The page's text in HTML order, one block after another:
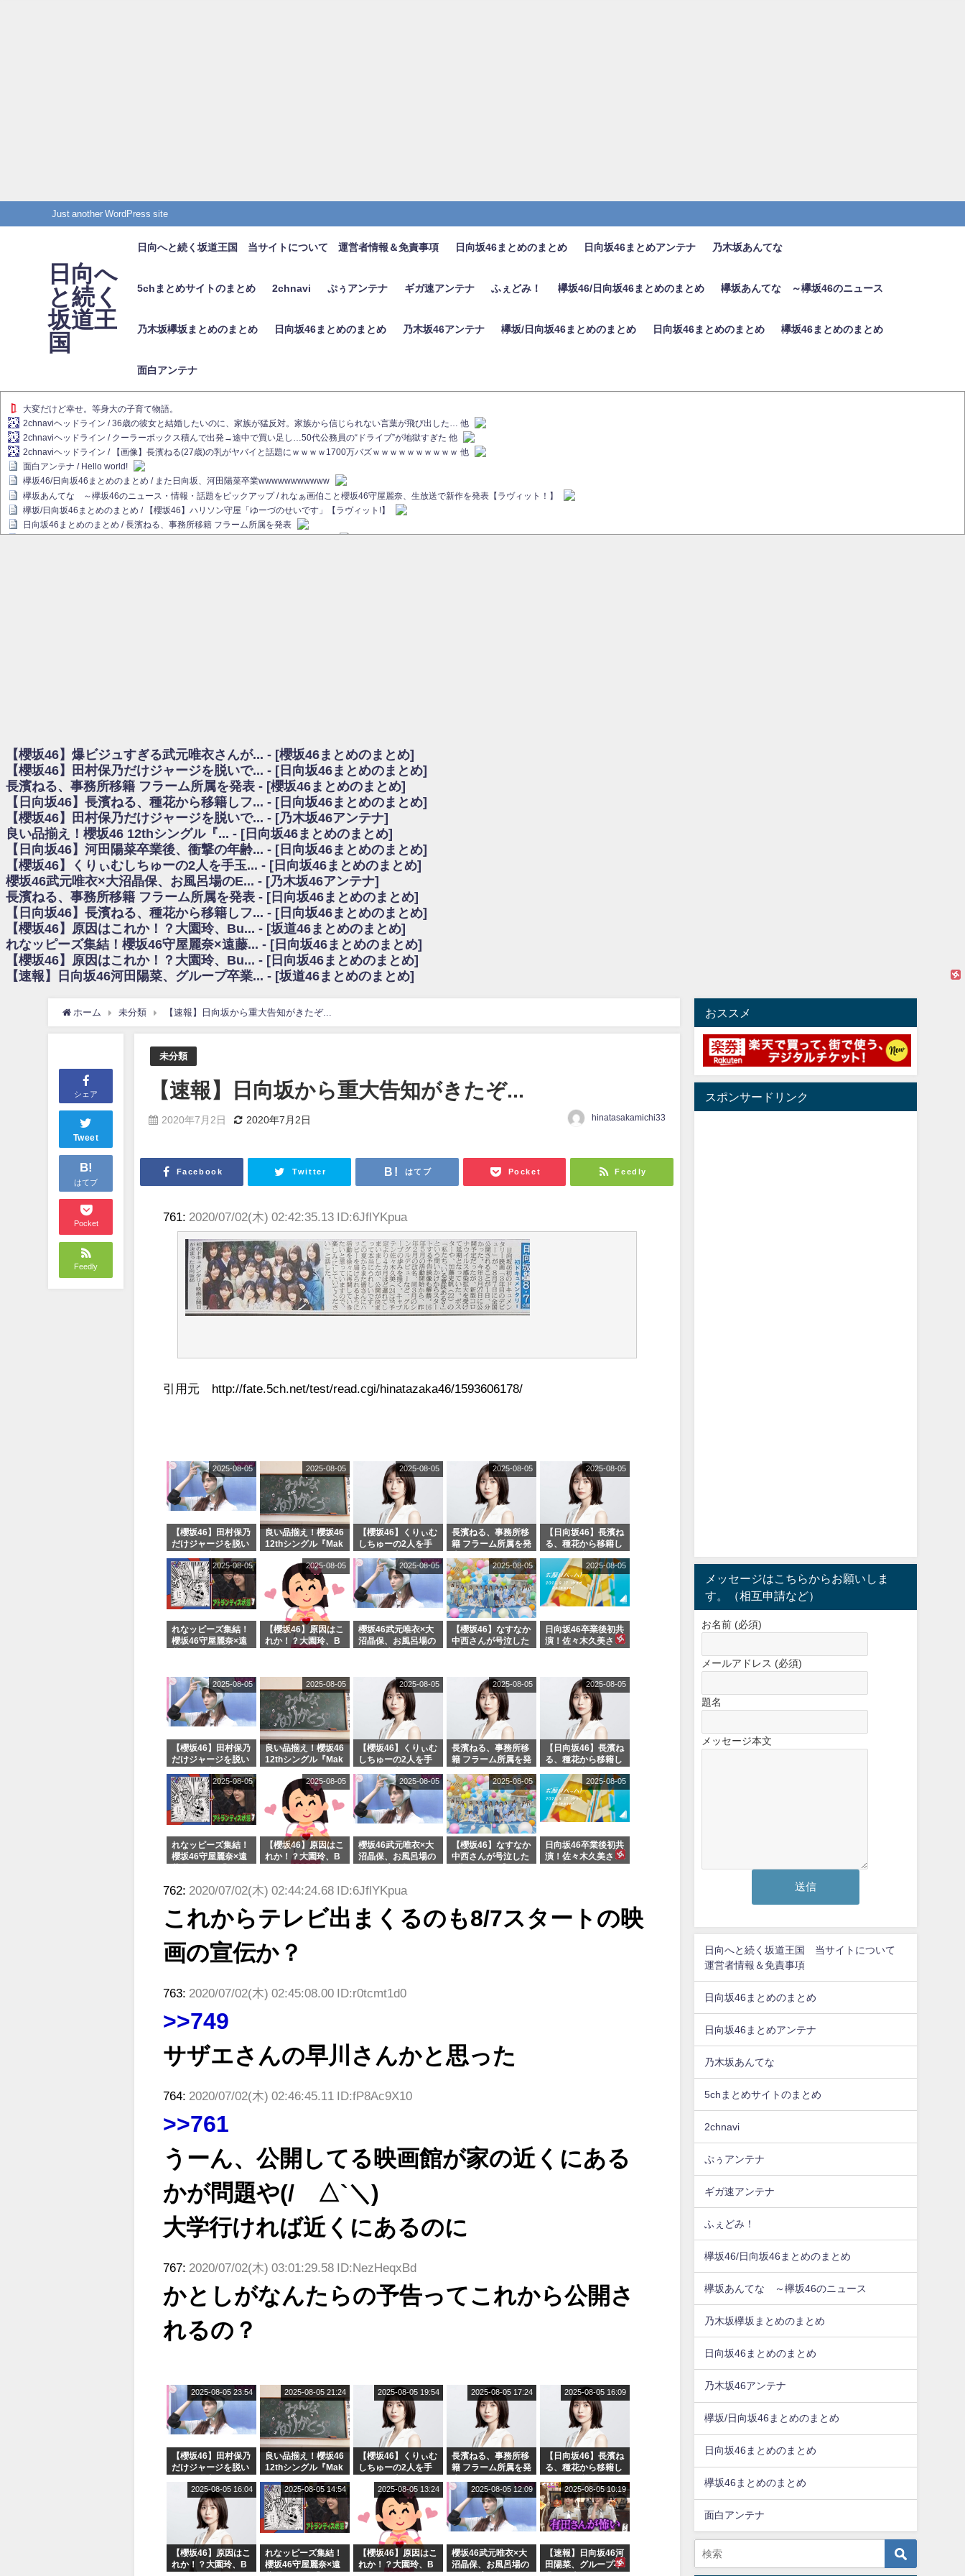
Just another WordPress site
日向へ
と続く
坂道王
国
日向へと続く坂道王国 当サイトについて 運営者情報＆免責事項 日向坂46まとめのまとめ 日向坂46まとめアンテナ 乃木坂あんてな
5chまとめサイトのまとめ 2chnavi ぷぅアンテナ ギガ速アンテナ ふぇどみ！ 欅坂46/日向坂46まとめのまとめ 欅坂あんてな ～欅坂46のニュース
乃木坂欅坂まとめのまとめ 日向坂46まとめのまとめ 乃木坂46アンテナ 欅坂/日向坂46まとめのまとめ 日向坂46まとめのまとめ 欅坂46まとめのまとめ
面白アンテナ
大変だけど幸せ。等身大の子育て物語。
2chnaviヘッドライン / 36歳の彼女と結婚したいのに、家族が猛反対。家族から信じられない言葉が飛び出した… 他
2chnaviヘッドライン / クーラーボックス積んで出発→途中で買い足し…50代公務員の“ドライブ”が地獄すぎた 他
2chnaviヘッドライン / 【画像】長濱ねる(27歳)の乳がヤバイと話題にｗｗｗｗ1700万バズｗｗｗｗｗｗｗｗｗｗ 他
面白アンテナ / Hello world!
欅坂46/日向坂46まとめのまとめ / また日向坂、河田陽菜卒業wwwwwwwwwww
欅坂あんてな ～欅坂46のニュース・情報・話題をピックアップ / れなぁ画伯こと櫻坂46守屋麗奈、生放送で新作を発表【ラヴィット！】
欅坂/日向坂46まとめのまとめ / 【櫻坂46】ハリソン守屋「ゆーづのせいです」【ラヴィット!】
日向坂46まとめのまとめ / 長濱ねる、事務所移籍 フラーム所属を発表
乃木坂欅坂まとめのまとめ / 【日向坂46】この月、何かあるのか！？『お願いバッハ！』ミーグリ日程がこちら
欅坂/日向坂46まとめのまとめ / 【櫻坂46】ミーグリで喧嘩！？山下瞳月、これはマジギレしてる
乃木坂46アンテナ / 【櫻坂46】ハリソン守屋「ゆーづのせいです」【ラヴィット!】
乃木坂あんてな ～乃木坂46・欅坂46・日向坂46のニュース・情報・話題をピックアップ / 良い品揃え！櫻坂46 12thシングル『Make or Break』オフィシャルグッズ絶賛販売受付中
日向坂46まとめのまとめ / 【日向坂46】この月、何かあるのか！？『お願いバッハ！』ミーグリ日程がこちら
日向坂46まとめのまとめ / 【元日向坂46】この卒業生、めちゃくちゃテレビで見かけるな
欅坂/日向坂46まとめのまとめ / 【櫻坂46】リアルミーグリであの販売も！『Make or Break』オフィシャルグッズ解禁
乃木坂46アンテナ / 【櫻坂46】ミーグリで喧嘩！？山下瞳月、これはマジギレしてる
乃木坂あんてな ～乃木坂46・欅坂46・日向坂46のニュース・情報・話題をピックアップ / れなッピーズ集結！櫻坂46守屋麗奈×遠藤理子、8/6「ラヴィット！」水曜スタジオ出演決定
日向坂46まとめのまとめ / 【日向坂46】富田鈴花、次の事務所が決まってそう！？
日向坂46まとめのまとめ / 【日向坂46】富田鈴花、次の事務所が決まってそう！？
乃木坂46アンテナ / 【日向坂46】この月、何かあるのか！？『お願いバッハ！』ミーグリ日程がこちら
乃木坂あんてな ～乃木坂46・欅坂46・日向坂46のニュース・情報・話題をピックアップ / 日向坂46卒業後初共演！佐々木久美さん、師匠オードリー若林さんと再会した結果･･･【激レアさんを連れてきた。】
欅坂46/日向坂46まとめのまとめ / 『anan』の表紙の櫻坂46さん、多様性の時代だと話題に
欅坂46/日向坂46まとめのまとめ / 日向坂46より重大発表！！！！
日向坂46まとめのまとめ / 【朗報】増田三莉音さんの生足wwwwwwwwwwww
日向坂46まとめのまとめ / 【日向坂46】五期生着ぐるみ生写真も！ 富田鈴花考案グッズ＆生写真5種が公開される
アイドル – ぷぅアンテナ / 「乃木坂46ののぎおび⊿」北野日奈子が生配信！【2022.3.22 17:15〜 SHOWROOM】
アイドル – ぷぅアンテナ / 2022年3月22日（火）のメディア情報
アイドル – ぷぅアンテナ / 【乃木坂46】井上和の『なぎおはぎ』って こんぺいとう×いちごみるく×マヨラー星人 と同じと考えてよろしいですか？
アイドル – ぷぅアンテナ / 【乃木坂46】日村勇紀 gif職人が切り抜いた名シーン.gif
ふぇどみ！ / 【悲報】呪術廻戦、視聴率5.1%
ふぇどみ！ / 【画像】スポ－ツキャスターお姉さん・ハメまくりだったｗｗｗｗｗｗｗｗｗｗｗｗ
ふぇどみ！ / 【悲報】母「裕福な過程が高学歴になるとか大嘘。教育に金をかけまくったうちの息子が団地住みの貧乏に学歴で負けた」
Powered by livedoor 相互RSS
【櫻坂46】爆ビジュすぎる武元唯衣さんが... - [櫻坂46まとめのまとめ]
【櫻坂46】田村保乃だけジャージを脱いで... - [日向坂46まとめのまとめ]
長濱ねる、事務所移籍 フラーム所属を発表 - [櫻坂46まとめのまとめ]
【日向坂46】長濱ねる、種花から移籍しフ... - [日向坂46まとめのまとめ]
【櫻坂46】田村保乃だけジャージを脱いで... - [乃木坂46アンテナ]
良い品揃え！櫻坂46 12thシングル『... - [日向坂46まとめのまとめ]
【日向坂46】河田陽菜卒業後、衝撃の年齢... - [日向坂46まとめのまとめ]
【櫻坂46】くりぃむしちゅーの2人を手玉... - [日向坂46まとめのまとめ]
櫻坂46武元唯衣×大沼晶保、お風呂場のE... - [乃木坂46アンテナ]
長濱ねる、事務所移籍 フラーム所属を発表 - [日向坂46まとめのまとめ]
【日向坂46】長濱ねる、種花から移籍しフ... - [日向坂46まとめのまとめ]
【櫻坂46】原因はこれか！？大園玲、Bu... - [坂道46まとめのまとめ]
れなッピーズ集結！櫻坂46守屋麗奈×遠藤... - [日向坂46まとめのまとめ]
【櫻坂46】原因はこれか！？大園玲、Bu... - [日向坂46まとめのまとめ]
【速報】日向坂46河田陽菜、グループ卒業... - [坂道46まとめのまとめ]
ホーム 未分類 【速報】日向坂から重大告知がきたぞ...
シェア
Tweet
B!
はてブ
Pocket
Feedly
未分類
【速報】日向坂から重大告知がきたぞ...
2020年7月2日 2020年7月2日 hinatasakamichi33
Facebook Twitter はてブ Pocket Feedly
761: 2020/07/02(木) 02:42:35.13 ID:6JflYKpua
引用元 http://fate.5ch.net/test/read.cgi/hinatazaka46/1593606178/
【櫻坂46】田村保乃
だけジャージを脱い
2025-08-05
良い品揃え！櫻坂46
12thシングル『Mak
シャルグッズ絶賛販
売受付中
2025-08-05
【櫻坂46】くりぃむ
しちゅーの2人を手
【くりぃむナンタ
ラ】
2025-08-05
長濱ねる、事務所移
籍 フラーム所属を発
2025-08-05
【日向坂46】長濱ね
る、種花から移籍し
れで事務所に所属し
ているのは... おひさ
まの反応がこちら
2025-08-05
れなッピーズ集結！
櫻坂46守屋麗奈×遠
ジオ出演決定
2025-08-05
【櫻坂46】原因はこ
れか！？大園玲、B
2025-08-05
櫻坂46武元唯衣×大
沼晶保、お風呂場の
2025-08-05
【櫻坂46】なすなか
中西さんが号泣した
2025-08-05
日向坂46卒業後初共
演！佐々木久美さ
結果･･･【激レアさ
んを連れてきた。】
2025-08-05
【櫻坂46】田村保乃
だけジャージを脱い
2025-08-05
良い品揃え！櫻坂46
12thシングル『Mak
シャルグッズ絶賛販
売受付中
2025-08-05
【櫻坂46】くりぃむ
しちゅーの2人を手
【くりぃむナンタ
ラ】
2025-08-05
長濱ねる、事務所移
籍 フラーム所属を発
2025-08-05
【日向坂46】長濱ね
る、種花から移籍し
れで事務所に所属し
ているのは... おひさ
まの反応がこちら
2025-08-05
れなッピーズ集結！
櫻坂46守屋麗奈×遠
ジオ出演決定
2025-08-05
【櫻坂46】原因はこ
れか！？大園玲、B
2025-08-05
櫻坂46武元唯衣×大
沼晶保、お風呂場の
タラ】
2025-08-05
【櫻坂46】なすなか
中西さんが号泣した
2025-08-05
日向坂46卒業後初共
演！佐々木久美さ
2025-08-05
762: 2020/07/02(木) 02:44:24.68 ID:6JflYKpua
これからテレビ出まくるのも8/7スタートの映
画の宣伝か？
763: 2020/07/02(木) 02:45:08.00 ID:r0tcmt1d0
>>749
サザエさんの早川さんかと思った
764: 2020/07/02(木) 02:46:45.11 ID:fP8Ac9X10
>>761
うーん、公開してる映画館が家の近くにある
かが問題や(/´△`＼)
大学行ければ近くにあるのに
767: 2020/07/02(木) 03:01:29.58 ID:NezHeqxBd
かとしがなんたらの予告ってこれから公開さ
れるの？
【櫻坂46】田村保乃
だけジャージを脱い
2025-08-05 23:54
良い品揃え！櫻坂46
12thシングル『Mak
シャルグッズ絶賛販
売受付中
2025-08-05 21:24
【櫻坂46】くりぃむ
しちゅーの2人を手
【くりぃむナンタ
ラ】
2025-08-05 19:54
長濱ねる、事務所移
籍 フラーム所属を発
2025-08-05 17:24
【日向坂46】長濱ね
る、種花から移籍し
れで事務所に所属し
ているのは... おひさ
まの反応がこちら
2025-08-05 16:09
【櫻坂46】原因はこ
れか！？大園玲、B
2025-08-05 16:04
れなッピーズ集結！
櫻坂46守屋麗奈×遠
2025-08-05 14:54
【櫻坂46】原因はこ
れか！？大園玲、B
2025-08-05 13:24
櫻坂46武元唯衣×大
沼晶保、お風呂場の
2025-08-05 12:09
【速報】日向坂46河
田陽菜、グループ卒
2025-08-05 10:19
おススメ
スポンサードリンク
メッセージはこちらからお願いしま
す。（相互申請など）
お名前 (必須)
メールアドレス (必須)
題名
メッセージ本文
日向へと続く坂道王国 当サイトについて
運営者情報＆免責事項
日向坂46まとめのまとめ
日向坂46まとめアンテナ
乃木坂あんてな
5chまとめサイトのまとめ
2chnavi
ぷぅアンテナ
ギガ速アンテナ
ふぇどみ！
欅坂46/日向坂46まとめのまとめ
欅坂あんてな ～欅坂46のニュース
乃木坂欅坂まとめのまとめ
日向坂46まとめのまとめ
乃木坂46アンテナ
欅坂/日向坂46まとめのまとめ
日向坂46まとめのまとめ
欅坂46まとめのまとめ
面白アンテナ